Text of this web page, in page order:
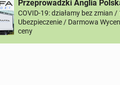
Przeprowadzki Anglia
COVID-19: działamy bez zmian
Ubezpieczenie / Darmowa
ceny